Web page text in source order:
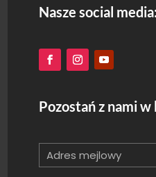
Nasze social media:
Pozostań z nami